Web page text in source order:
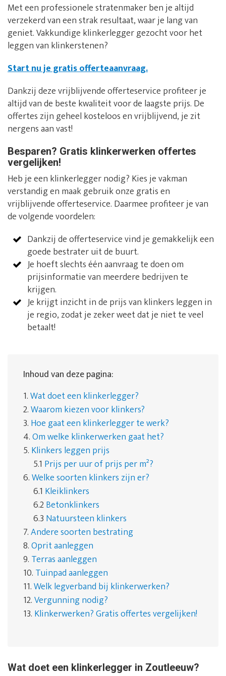
Met een professionele stratenmaker ben je altijd
verzekerd van een strak resultaat, waar je lang van
geniet. Vakkundige klinkerlegger gezocht voor het
leggen van klinkerstenen?
Start nu je gratis offerteaanvraag.
Dankzij deze vrijblijvende offerteservice profiteer je
altijd van de beste kwaliteit voor de laagste prijs. De
offertes zijn geheel kosteloos en vrijblijvend, je zit
nergens aan vast!
Besparen? Gratis klinkerwerken offertes
vergelijken!
Heb je een klinkerlegger nodig? Kies je vakman
verstandig en maak gebruik onze gratis en
vrijblijvende offerteservice. Daarmee profiteer je van
de volgende voordelen:
Dankzij de offerteservice vind je gemakkelijk een
goede bestrater uit de buurt.
Je hoeft slechts één aanvraag te doen om
prijsinformatie van meerdere bedrijven te
krijgen.
Je krijgt inzicht in de prijs van klinkers leggen in
je regio, zodat je zeker weet dat je niet te veel
betaalt!
Inhoud van deze pagina:
1.Wat doet een klinkerlegger?
2.Waarom kiezen voor klinkers?
3. Hoe gaat een klinkerlegger te werk?
4.Om welke klinkerwerken gaat het?
5. Klinkers leggen prijs
5.1 Prijs per uur of prijs per m²?
6.Welke soorten klinkers zijn er?
6.1 Kleiklinkers
6.2Betonklinkers
6.3 Natuursteen klinkers
7.Andere soorten bestrating
8.Oprit aanleggen
9. Terras aanleggen
10. Tuinpad aanleggen
11.Welk legverband bij klinkerwerken?
12.Vergunning nodig?
13. Klinkerwerken? Gratis offertes vergelijken!
Wat doet een klinkerlegger in Zoutleeuw?